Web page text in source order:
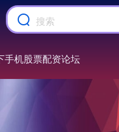
手机股票配资论坛